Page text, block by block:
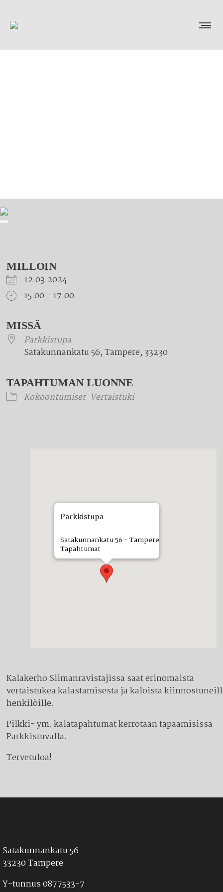
MILLOIN
12.03.2024
15.00 - 17.00
Download ICS
MISSÄ
Parkkistupa
Satakunnankatu 56, Tampere, 33230
TAPAHTUMAN LUONNE
Kokoontumiset Vertaistuki
Parkkistupa
Satakunnankatu 56 - Tampere
Tapahtumat
Kalakerho Siimanravistajissa saat erinomaista
vertaistukea kalastamisesta ja kaloista
henkilöille.
Pilkki- ym. kalatapahtumat kerrotaan tapaamisissa
Parkkistuvalla.
Tervetuloa!
Satakunnankatu 56
33230 Tampere
Y-tunnus 0877533-7